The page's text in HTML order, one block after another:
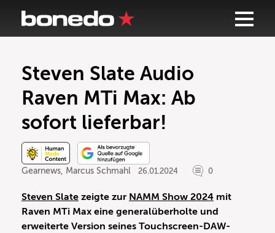
Steven Slate Audio
Raven MTi Max: Ab
sofort lieferbar!
Gearnews, Marcus Schmahl 26.01.2024 0
Steven Slate zeigte zur NAMM Show 2024 mit
Raven MTi Max eine generalüberholte und
erweiterte Version seines Touchscreen-DAW-